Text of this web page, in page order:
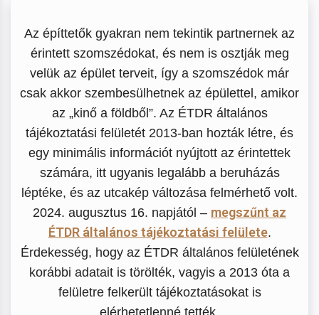
Az építtetők gyakran nem tekintik partnernek az
érintett szomszédokat, és nem is osztják meg
velük az épület terveit, így a szomszédok már
csak akkor szembesülhetnek az épülettel, amikor
az „kinő a földből”. Az ÉTDR általános
tájékoztatási felületét 2013-ban hozták létre, és
egy minimális információt nyújtott az érintettek
számára, itt ugyanis legalább a beruházás
léptéke, és az utcakép változása felmérhető volt.
2024. augusztus 16. napjától – megszűnt az
ÉTDR általános tájékoztatási felülete.
Érdekesség, hogy az ÉTDR általános felületének
korábbi adatait is törölték, vagyis a 2013 óta a
felületre felkerült tájékoztatásokat is